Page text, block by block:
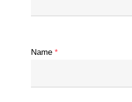
Name *